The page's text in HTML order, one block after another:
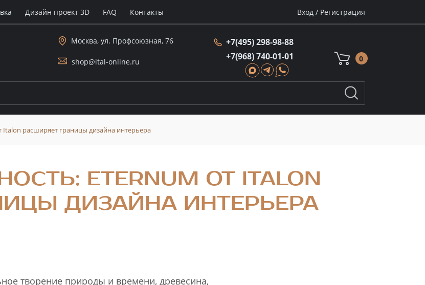
Дизайн проект 3D FAQ Контакты Вход / Регистрация
Москва, ул. Профсоюзная, 76
shop@ital-online.ru
+7(495) 298-98-88
+7(968) 740-01-01
0
Italon расширяет границы дизайна интерьера
ETERNUM ОТ ITALON
ДИЗАЙНА ИНТЕРЬЕРА
творение природы и времени, древесина,